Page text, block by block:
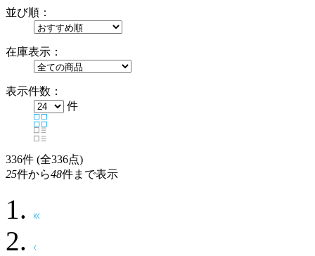
並び順：
在庫表示：
表示件数：
件
336件 (全336点)
25件から48件まで表示